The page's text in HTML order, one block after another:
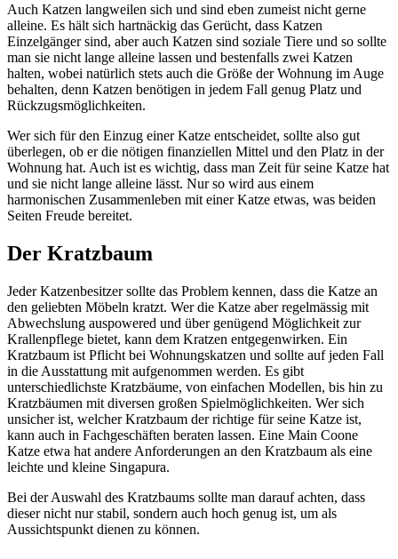
Auch Katzen langweilen sich und sind eben zumeist nicht gerne
alleine. Es hält sich hartnäckig das Gerücht, dass Katzen
Einzelgänger sind, aber auch Katzen sind soziale Tiere und so sollte
man sie nicht lange alleine lassen und bestenfalls zwei Katzen
halten, wobei natürlich stets auch die Größe der Wohnung im Auge
behalten, denn Katzen benötigen in jedem Fall genug Platz und
Rückzugsmöglichkeiten.
Wer sich für den Einzug einer Katze entscheidet, sollte also gut
überlegen, ob er die nötigen finanziellen Mittel und den Platz in der
Wohnung hat. Auch ist es wichtig, dass man Zeit für seine Katze hat
und sie nicht lange alleine lässt. Nur so wird aus einem
harmonischen Zusammenleben mit einer Katze etwas, was beiden
Seiten Freude bereitet.
Der Kratzbaum
Jeder Katzenbesitzer sollte das Problem kennen, dass die Katze an
den geliebten Möbeln kratzt. Wer die Katze aber regelmässig mit
Abwechslung auspowered und über genügend Möglichkeit zur
Krallenpflege bietet, kann dem Kratzen entgegenwirken. Ein
Kratzbaum ist Pflicht bei Wohnungskatzen und sollte auf jeden Fall
in die Ausstattung mit aufgenommen werden. Es gibt
unterschiedlichste Kratzbäume, von einfachen Modellen, bis hin zu
Kratzbäumen mit diversen großen Spielmöglichkeiten. Wer sich
unsicher ist, welcher Kratzbaum der richtige für seine Katze ist,
kann auch in Fachgeschäften beraten lassen. Eine Main Coone
Katze etwa hat andere Anforderungen an den Kratzbaum als eine
leichte und kleine Singapura.
Bei der Auswahl des Kratzbaums sollte man darauf achten, dass
dieser nicht nur stabil, sondern auch hoch genug ist, um als
Aussichtspunkt dienen zu können.